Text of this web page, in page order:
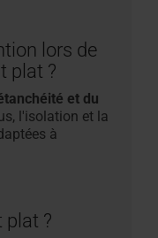
lors de
plat ?
et du
l'isolation et la
à
plat ?